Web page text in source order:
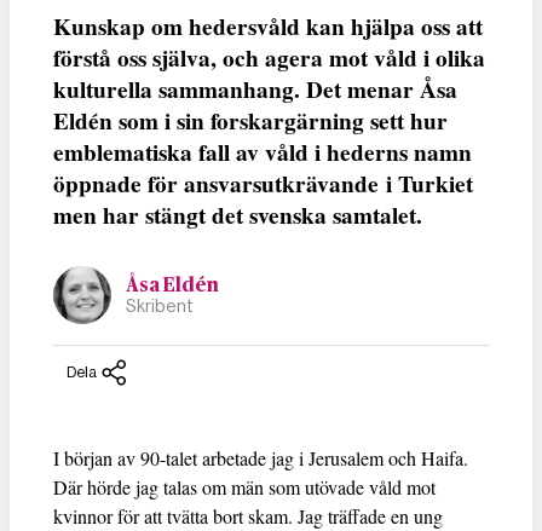
Kunskap om hedersvåld kan hjälpa oss att
förstå oss själva, och agera mot våld i olika
kulturella sammanhang. Det menar Åsa
Eldén som i sin forskargärning sett hur
emblematiska fall av våld i hederns namn
öppnade för ansvarsutkrävande i Turkiet
men har stängt det svenska samtalet.
Åsa Eldén
Skribent
Dela
I början av 90-talet arbetade jag i Jerusalem och Haifa.
Där hörde jag talas om män som utövade våld mot
kvinnor för att tvätta bort skam. Jag träffade en ung